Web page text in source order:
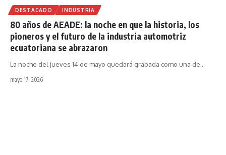
DESTACADO INDUSTRIA
80 años de AEADE: la noche en que la historia, los
pioneros y el futuro de la industria automotriz
ecuatoriana se abrazaron
La noche del jueves 14 de mayo quedará grabada como una de…
mayo 17, 2026